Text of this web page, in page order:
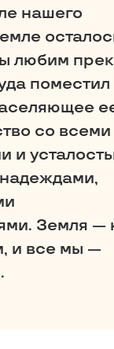
нашего
любим
со всеми
и
Земля —
и все мы —
.